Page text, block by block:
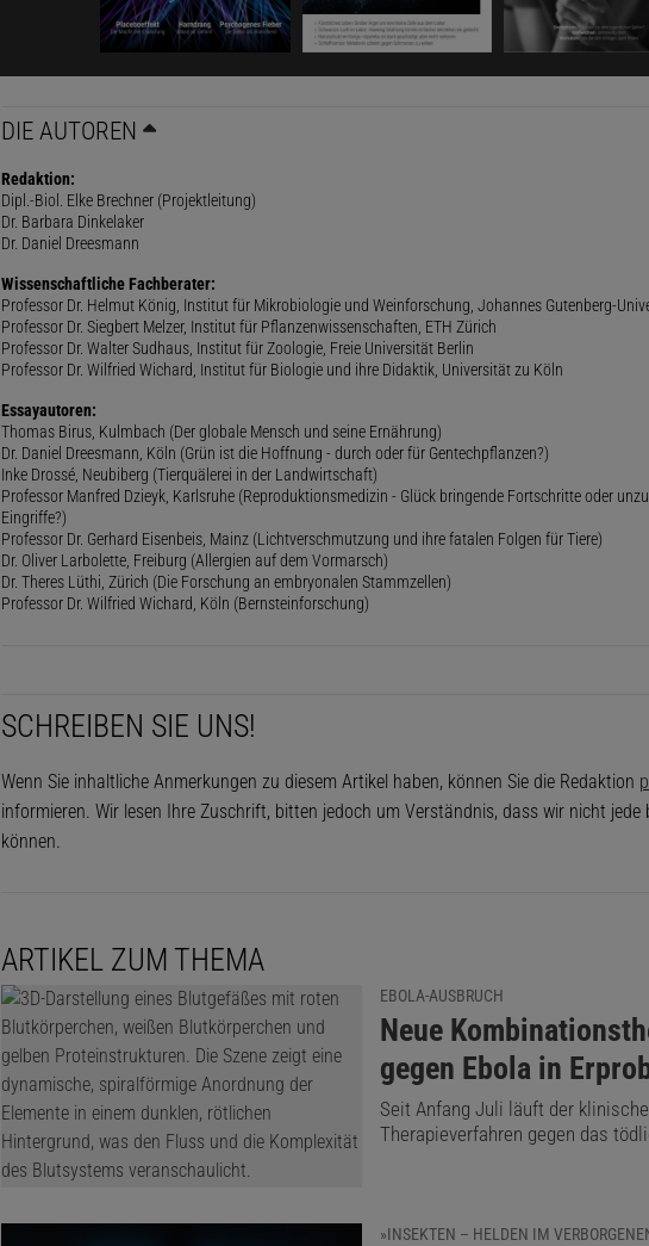
DIE AUTOREN
Redaktion:
Dipl.-Biol. Elke Brechner (Projektleitung)
Dr. Barbara Dinkelaker
Dr. Daniel Dreesmann
Wissenschaftliche Fachberater:
Professor Dr. Helmut König, Institut für Mikrobiologie und Weinforschung, Johannes Gutenberg-
Professor Dr. Siegbert Melzer, Institut für Pflanzenwissenschaften, ETH Zürich
Professor Dr. Walter Sudhaus, Institut für Zoologie, Freie Universität Berlin
Professor Dr. Wilfried Wichard, Institut für Biologie und ihre Didaktik, Universität zu Köln
Essayautoren:
Thomas Birus, Kulmbach (Der globale Mensch und seine Ernährung)
Dr. Daniel Dreesmann, Köln (Grün ist die Hoffnung - durch oder für Gentechpflanzen?)
Inke Drossé, Neubiberg (Tierquälerei in der Landwirtschaft)
Professor Manfred Dzieyk, Karlsruhe (Reproduktionsmedizin - Glück bringende Fortschritte oder
Eingriffe?)
Professor Dr. Gerhard Eisenbeis, Mainz (Lichtverschmutzung und ihre fatalen Folgen für Tiere)
Dr. Oliver Larbolette, Freiburg (Allergien auf dem Vormarsch)
Dr. Theres Lüthi, Zürich (Die Forschung an embryonalen Stammzellen)
Professor Dr. Wilfried Wichard, Köln (Bernsteinforschung)
SCHREIBEN SIE UNS!
Wenn Sie inhaltliche Anmerkungen zu diesem Artikel haben, können Sie die Redaktion
informieren. Wir lesen Ihre Zuschrift, bitten jedoch um Verständnis, dass wir nicht jede
können.
ARTIKEL ZUM THEMA
EBOLA-AUSBRUCH
:
Neue
gegen Ebola in
Seit Anfang Juli läuft der
Therapieverfahren gegen das
»INSEKTEN – HELDEN IM